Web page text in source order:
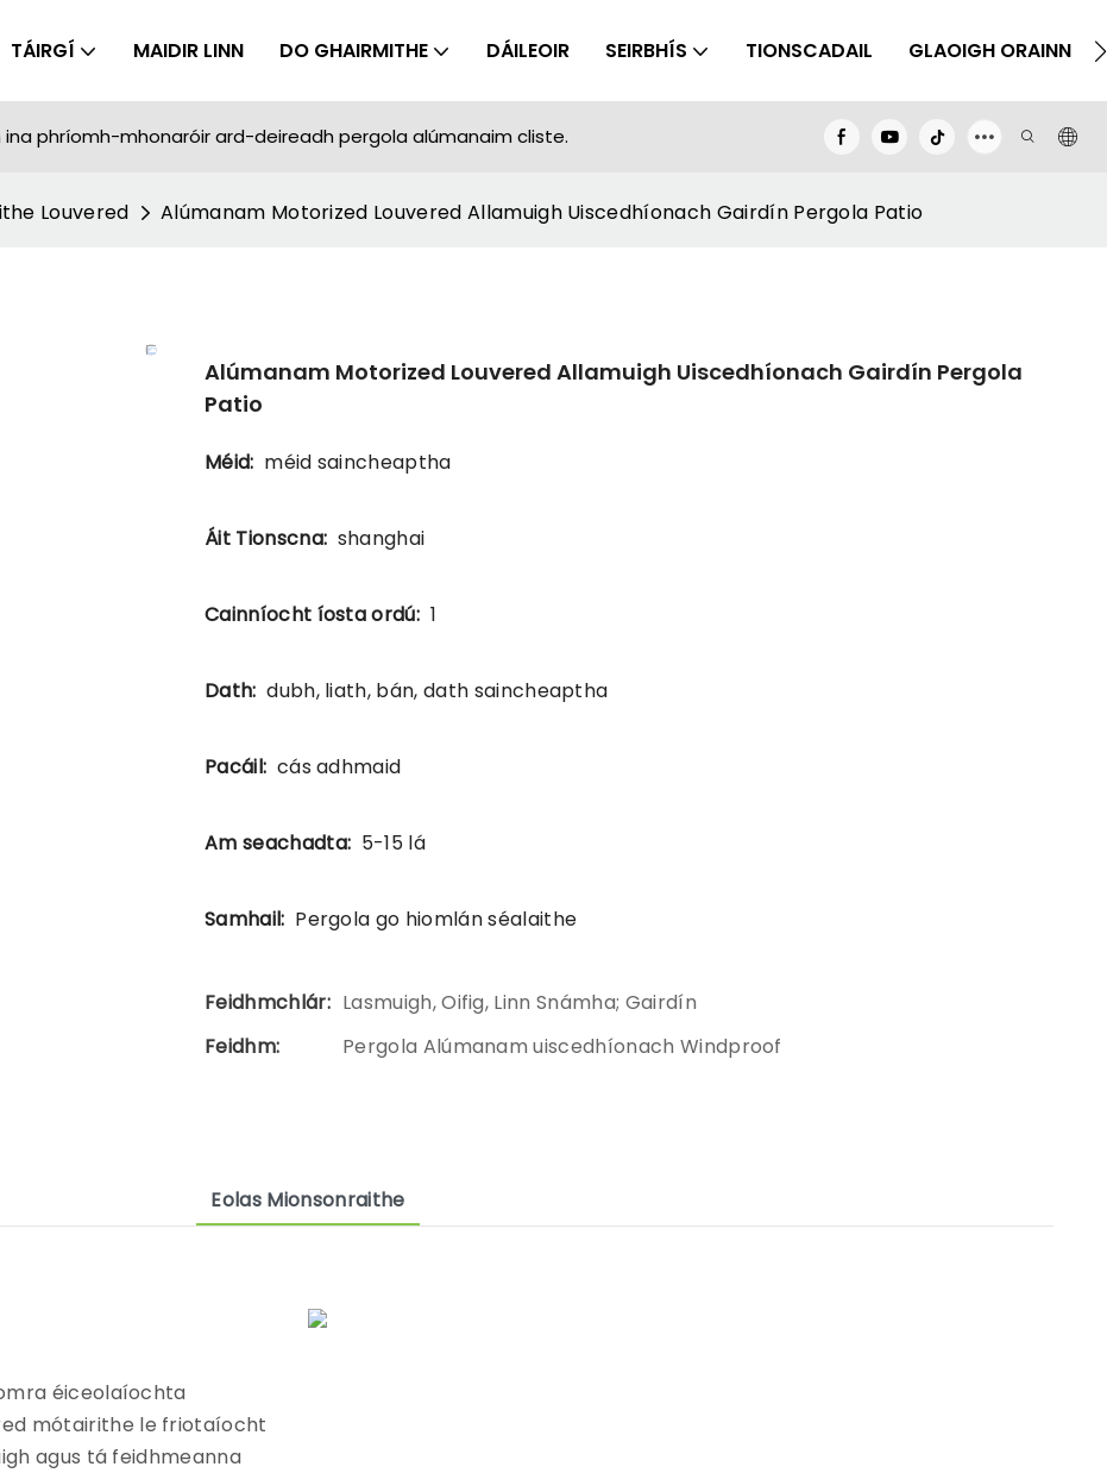
TÁIRGÍ MAIDIR LINN DO GHAIRMITHE DÁILEOIR SEIRBHÍS TIONSCADAIL GLAOIGH ORAINN
phríomh-mhonaróir ard-deireadh pergola alúmanaim cliste.
Louvered Alúmanam Motorized Louvered Allamuigh Uiscedhíonach Gairdín Pergola Patio
Alúmanam Motorized Louvered Allamuigh Uiscedhíonach Gairdín Pergola
Patio
Méid: méid saincheaptha
Áit Tionscna: shanghai
Cainníocht íosta ordú: 1
Dath: dubh, liath, bán, dath saincheaptha
Pacáil: cás adhmaid
Am seachadta: 5-15 lá
Samhail: Pergola go hiomlán séalaithe
Feidhmchlár: Lasmuigh, Oifig, Linn Snámha; Gairdín
Feidhm:
Pergola Alúmanam uiscedhíonach Windproof
Eolas Mionsonraithe
éiceolaíochta
mótairithe le friotaíocht
agus tá feidhmeanna